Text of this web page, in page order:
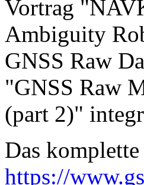
Vortrag
Ambiguity
GNSS Raw
"GNSS Raw
(part 2)"
Das
https://